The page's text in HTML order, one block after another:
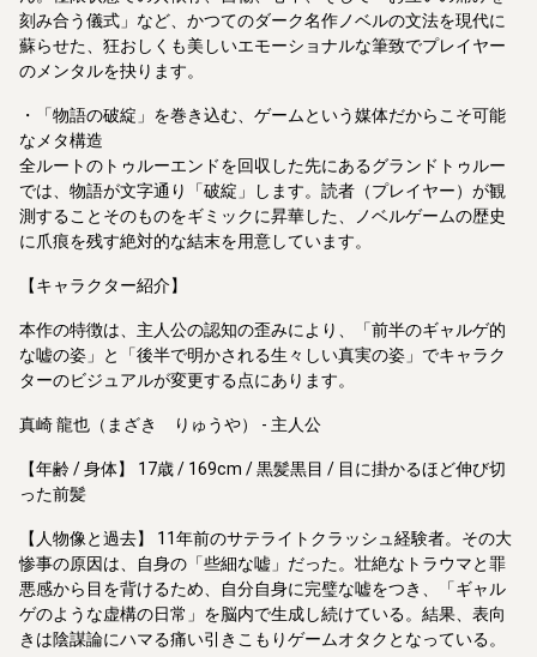
刻み合う儀式」など、かつてのダーク名作ノベルの文法を現代に
蘇らせた、狂おしくも美しいエモーショナルな筆致でプレイヤー
のメンタルを抉ります。
・「物語の破綻」を巻き込む、ゲームという媒体だからこそ可能
なメタ構造
全ルートのトゥルーエンドを回収した先にあるグランドトゥルー
では、物語が文字通り「破綻」します。読者（プレイヤー）が観
測することそのものをギミックに昇華した、ノベルゲームの歴史
に爪痕を残す絶対的な結末を用意しています。
【キャラクター紹介】
本作の特徴は、主人公の認知の歪みにより、「前半のギャルゲ的
な嘘の姿」と「後半で明かされる生々しい真実の姿」でキャラク
ターのビジュアルが変更する点にあります。
真崎 龍也（まざき りゅうや） - 主人公
【年齢 / 身体】 17歳 / 169cm / 黒髪黒目 / 目に掛かるほど伸び切
った前髪
【人物像と過去】 11年前のサテライトクラッシュ経験者。その大
惨事の原因は、自身の「些細な嘘」だった。壮絶なトラウマと罪
悪感から目を背けるため、自分自身に完璧な嘘をつき、「ギャル
ゲのような虚構の日常」を脳内で生成し続けている。結果、表向
きは陰謀論にハマる痛い引きこもりゲームオタクとなっている。